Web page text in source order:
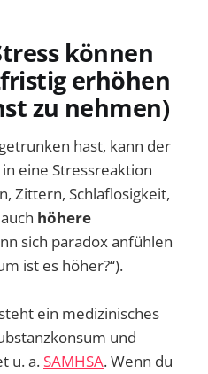
können
erhöhen
zu nehmen)
hast, kann der
eine Stressreaktion
Zittern, Schlaflosigkeit,
höhere
sich paradox anfühlen
ist es höher?“).
ein medizinisches
und
u. a. SAMHSA. Wenn du